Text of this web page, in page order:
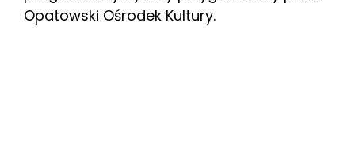
Opatowski Ośrodek Kultury.